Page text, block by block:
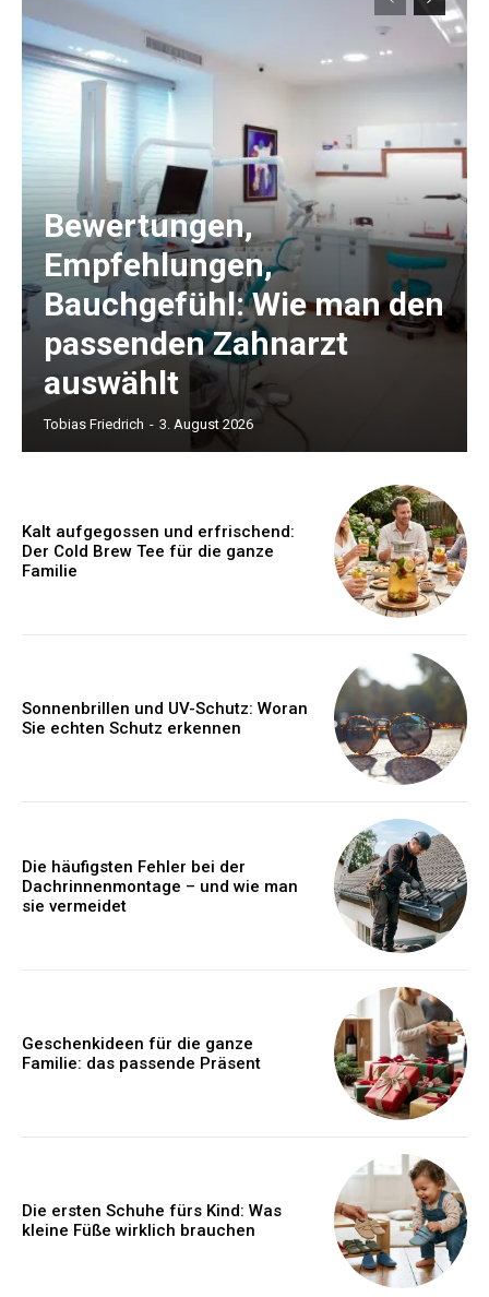
Bewertungen,
Empfehlungen,
Bauchgefühl: Wie man den
passenden Zahnarzt
auswählt
Tobias Friedrich - 3. August 2026
Kalt aufgegossen und erfrischend:
Der Cold Brew Tee für die ganze
Familie
Sonnenbrillen und UV-Schutz: Woran
Sie echten Schutz erkennen
Die häufigsten Fehler bei der
Dachrinnenmontage – und wie man
sie vermeidet
Geschenkideen für die ganze
Familie: das passende Präsent
Die ersten Schuhe fürs Kind: Was
kleine Füße wirklich brauchen